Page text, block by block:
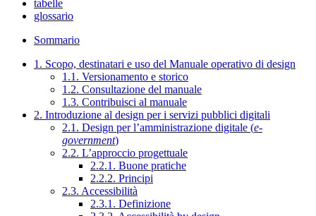
tabelle
glossario
Sommario
1. Scopo, destinatari e uso del Manuale operativo di design
1.1. Versionamento e storico
1.2. Consultazione del manuale
1.3. Contribuisci al manuale
2. Introduzione al design per i servizi pubblici digitali
2.1. Design per l’amministrazione digitale (e-
government)
2.2. L’approccio progettuale
2.2.1. Buone pratiche
2.2.2. Principi
2.3. Accessibilità
2.3.1. Definizione